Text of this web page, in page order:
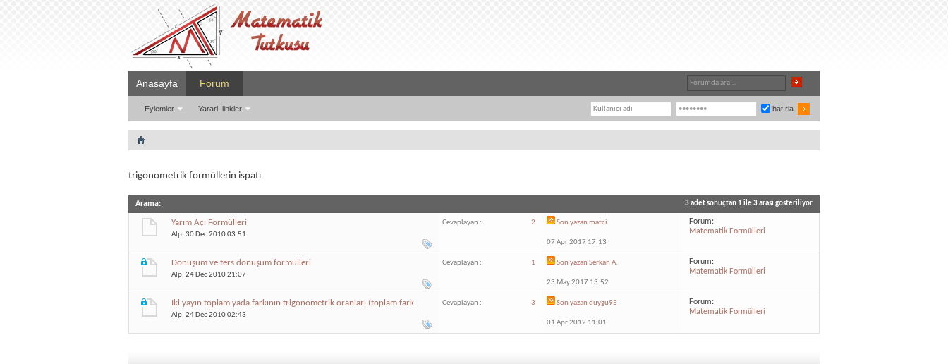
Anasayfa Forum
Eylemler Yararlı linkler hatırla
trigonometrik formüllerin ispatı
Arama: 3 adet sonuçtan 1 ile 3 arası gösteriliyor
Yarım Açı Formülleri
Alp, 30 Dec 2010 03:51
Cevaplayan : 2 Son yazan matci
07 Apr 2017 17:13
Forum:
Matematik Formülleri
Dönüşüm ve ters dönüşüm formülleri
Alp, 24 Dec 2010 21:07
Cevaplayan : 1 Son yazan Serkan A.
23 May 2017 13:52
Forum:
Matematik Formülleri
Iki yayın toplam yada farkının trigonometrik oranları (toplam fark
formülleri)
Alp, 24 Dec 2010 02:43
Cevaplayan : 3 Son yazan duygu95
01 Apr 2012 11:01
Forum:
Matematik Formülleri